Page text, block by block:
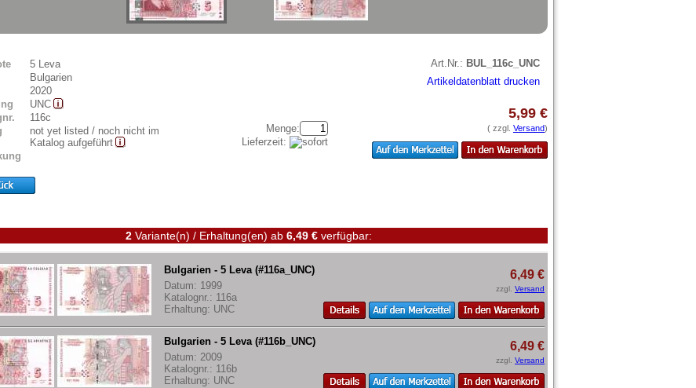
5 Leva
Bulgarien
2020
UNC
116c
not yet listed / noch nicht im
Katalog aufgeführt
Art.Nr.: BUL_116c_UNC
Artikeldatenblatt drucken
Menge:
Lieferzeit:
5,99 €
( zzgl. Versand)
2Variante(n) / Erhaltung(en) ab 6,49 €verfügbar:
Bulgarien - 5 Leva (#116a_UNC)
Datum: 1999
Katalognr.: 116a
Erhaltung: UNC
6,49 €
zzgl. Versand
Bulgarien - 5 Leva (#116b_UNC)
Datum: 2009
Katalognr.: 116b
Erhaltung: UNC
6,49 €
zzgl. Versand